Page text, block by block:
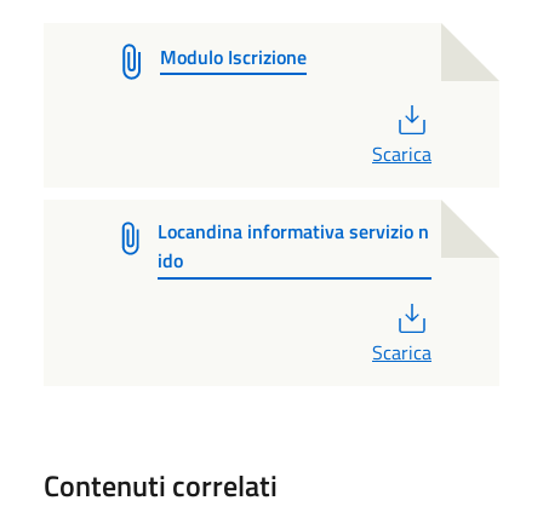
Modulo Iscrizione
Scarica
Locandina informativa servizio n
ido
Scarica
Contenuti correlati